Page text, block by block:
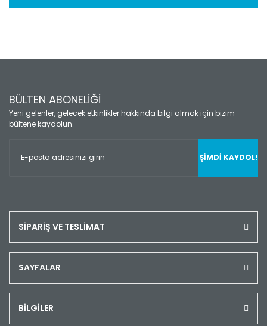
BÜLTEN ABONELİĞİ
Yeni gelenler, gelecek etkinlikler hakkında bilgi almak için bizim
bültene kaydolun.
ŞİMDİ KAYDOL!
SİPARİŞ VE TESLİMAT
SAYFALAR
BİLGİLER